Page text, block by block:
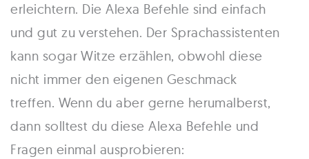
erleichtern. Die Alexa Befehle sind einfach
und gut zu verstehen. Der Sprachassistenten
kann sogar Witze erzählen, obwohl diese
nicht immer den eigenen Geschmack
treffen. Wenn du aber gerne herumalberst,
dann solltest du diese Alexa Befehle und
Fragen einmal ausprobieren: